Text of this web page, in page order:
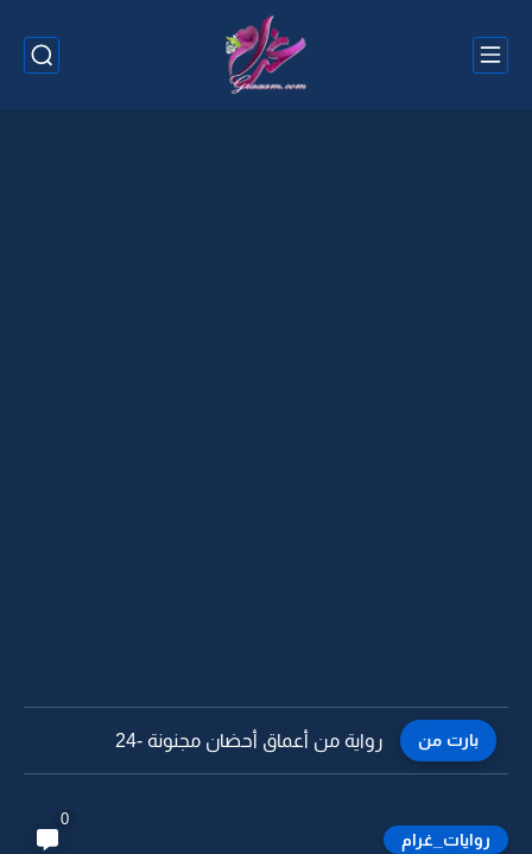
بارت من رواية من أعماق أحضان مجنونة -23
روايات_غرام
0